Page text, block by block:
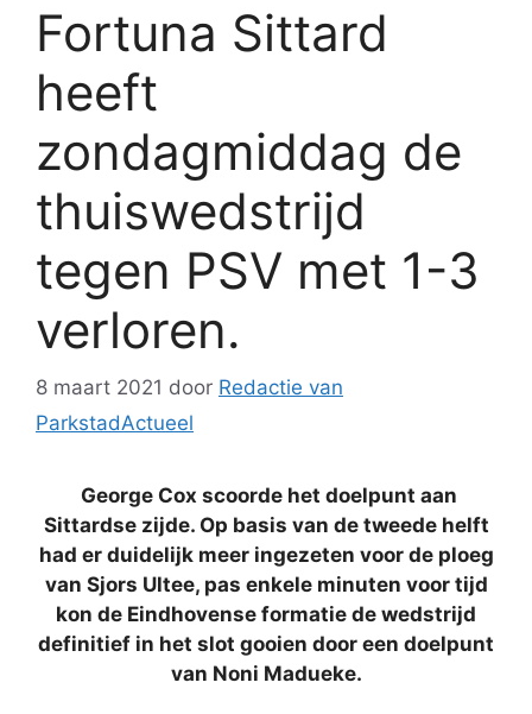
Fortuna Sittard
heeft
zondagmiddag de
thuiswedstrijd
tegen PSV met 1-3
verloren.
8 maart 2021 door Redactie van
ParkstadActueel
George Cox scoorde het doelpunt aan
Sittardse zijde. Op basis van de tweede helft
had er duidelijk meer ingezeten voor de ploeg
van Sjors Ultee, pas enkele minuten voor tijd
kon de Eindhovense formatie de wedstrijd
definitief in het slot gooien door een doelpunt
van Noni Madueke.